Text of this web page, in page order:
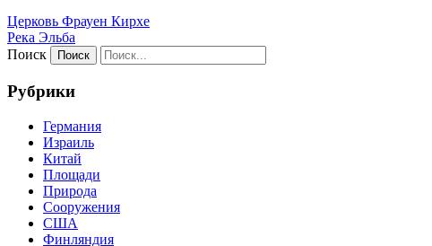
Церковь Фрауен Кирхе
Река Эльба
Поиск
Рубрики
Германия
Израиль
Китай
Площади
Природа
Сооружения
США
Финляндия